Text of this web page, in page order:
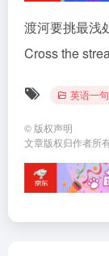
渡河要挑最浅
Cross the
英语一
© 版权声明
文章版权归作者所